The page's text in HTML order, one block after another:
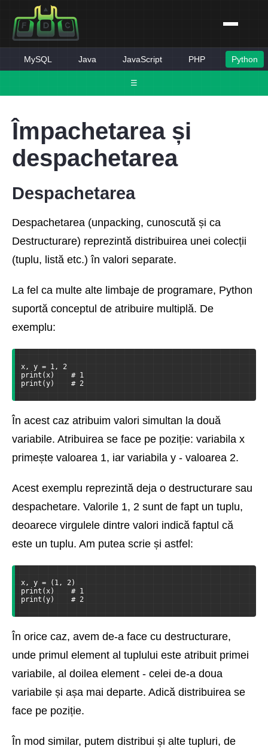
☰
MySQL Java JavaScript PHP Python
Împachetarea și
despachetarea
Despachetarea
Despachetarea (unpacking, cunoscută și ca
Destructurare) reprezintă distribuirea unei colecții
(tuplu, listă etc.) în valori separate.
La fel ca multe alte limbaje de programare, Python
suportă conceptul de atribuire multiplă. De
exemplu:
x, y = 1, 2
print(x)    # 1
print(y)    # 2
În acest caz atribuim valori simultan la două
variabile. Atribuirea se face pe poziție: variabila x
primește valoarea 1, iar variabila y - valoarea 2.
Acest exemplu reprezintă deja o destructurare sau
despachetare. Valorile 1, 2 sunt de fapt un tuplu,
deoarece virgulele dintre valori indică faptul că
este un tuplu. Am putea scrie și astfel:
x, y = (1, 2)
print(x)    # 1
print(y)    # 2
În orice caz, avem de-a face cu destructurare,
unde primul element al tuplului este atribuit primei
variabile, al doilea element - celei de-a doua
variabile și așa mai departe. Adică distribuirea se
face pe poziție.
În mod similar, putem distribui și alte tupluri, de